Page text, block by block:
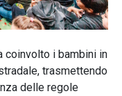
coinvolto i bambini in
trasmettendo
delle regole